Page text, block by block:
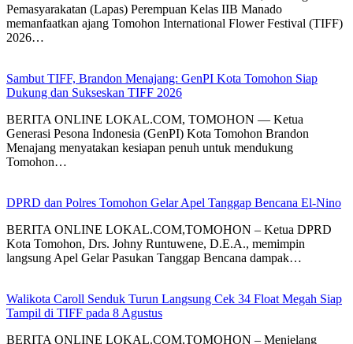
Pemasyarakatan (Lapas) Perempuan Kelas IIB Manado
memanfaatkan ajang Tomohon International Flower Festival (TIFF)
2026…
Sambut TIFF, Brandon Menajang: ​GenPI Kota Tomohon Siap
Dukung dan Sukseskan TIFF 2026
BERITA ONLINE LOKAL.COM, TOMOHON — Ketua
Generasi Pesona Indonesia (GenPI) Kota Tomohon Brandon
Menajang menyatakan kesiapan penuh untuk mendukung
Tomohon…
DPRD dan Polres Tomohon Gelar Apel Tanggap Bencana El-Nino
BERITA ONLINE LOKAL.COM,TOMOHON – Ketua DPRD
Kota Tomohon, Drs. Johny Runtuwene, D.E.A., memimpin
langsung Apel Gelar Pasukan Tanggap Bencana dampak…
Walikota Caroll Senduk Turun Langsung Cek 34 Float Megah Siap
Tampil di TIFF pada 8 Agustus
BERITA ONLINE LOKAL.COM,TOMOHON – Menjelang